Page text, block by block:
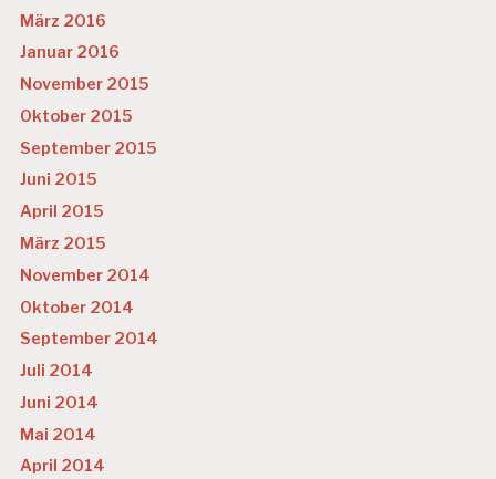
März 2016
Januar 2016
November 2015
Oktober 2015
September 2015
Juni 2015
April 2015
März 2015
November 2014
Oktober 2014
September 2014
Juli 2014
Juni 2014
Mai 2014
April 2014